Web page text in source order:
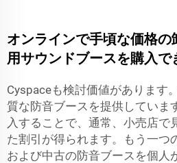
オンラインで手頃な価格
用サウンドブースを購入で
Cyspaceも検討価値があります
質な防音ブースを提供していま
入することで、通常、小売店で
た割引が得られます。もう一つ
および中古の防音ブースを個人